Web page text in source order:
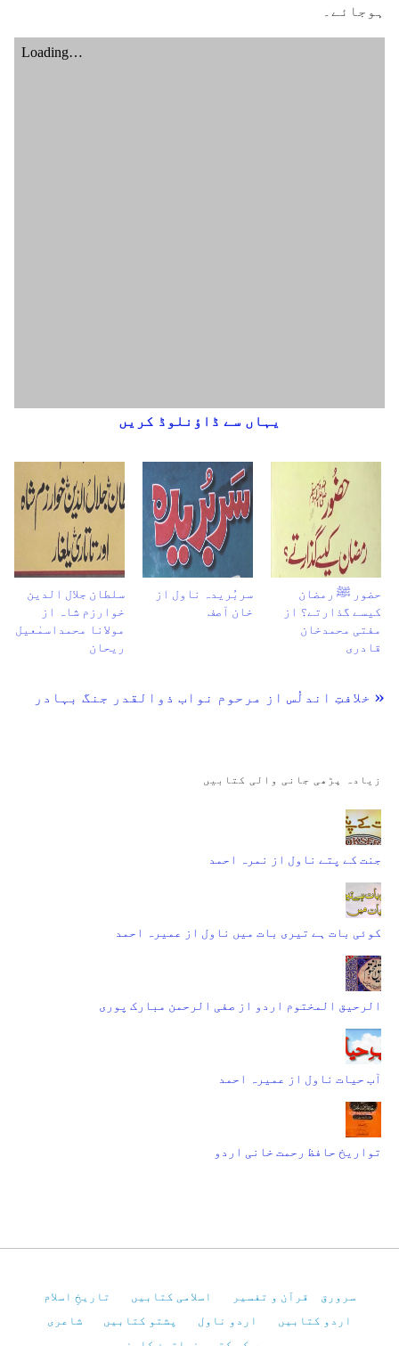
ہوجائے۔
یہاں سے ڈاؤنلوڈ کریں
سلطان جلال الدین
خوارزم شاہ از
مولانا محمداسمٰعیل
ریحان
سربُریدہ ناول از
خان آصف
حضور ﷺ رمضان
کیسے گذارتے؟ از
مفتی محمدخان
قادری
« خلافتِ اندلُس از مرحوم نواب ذوالقدر جنگ بہادر
زیادہ پڑھی جانی والی کتابیں
جنت کے پتے ناول از نمرہ احمد
کوئی بات ہے تیری بات میں ناول از عمیرہ احمد
الرحیق المختوم اردو از صفی الرحمن مبارک پوری
آب حیات ناول از عمیرہ احمد
تواریخ حافظ رحمت خانی اردو
سرورق قرآن و تفسیر اسلامی کتابیں
تاریخِ اسلام
اردو کتابیں
اردو ناول پشتو کتابیں
شاعری